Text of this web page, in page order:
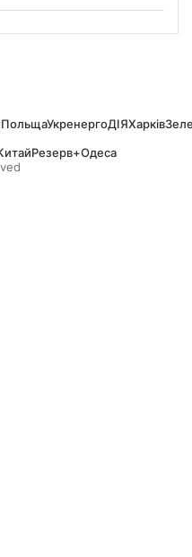
ПольщаУкренергоДІЯХарків
Резерв+Одеса